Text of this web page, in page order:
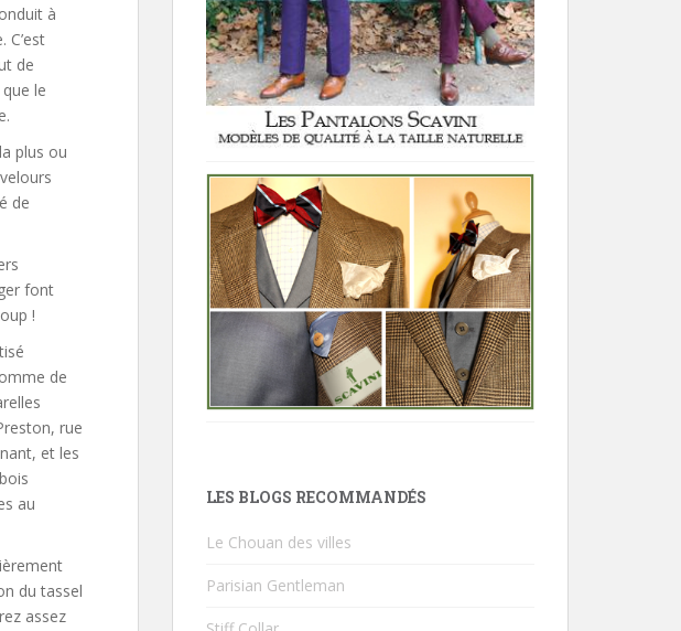
à
C’est
de
le
plus ou
de
font
!
de
rue
et les
au
du tassel
assez
LES BLOGS RECOMMANDÉS
Le Chouan des villes
Parisian Gentleman